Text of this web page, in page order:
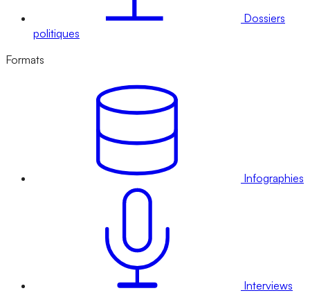
Dossiers
politiques
Formats
Infographies
Interviews